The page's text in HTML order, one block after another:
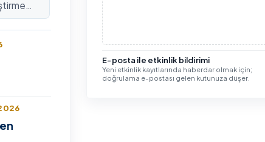
E-posta ile etkinlik bildirimi
Yeni etkinlik kayıtlarında haberdar olmak için;
doğrulama e-postası gelen kutunuza düşer.